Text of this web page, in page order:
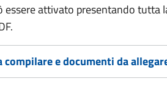
essere attivato presentando
compilare e documenti da